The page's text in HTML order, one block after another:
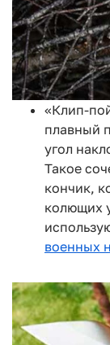
«Клип-
плавный
угол
Такое
кончик,
колющих
военных